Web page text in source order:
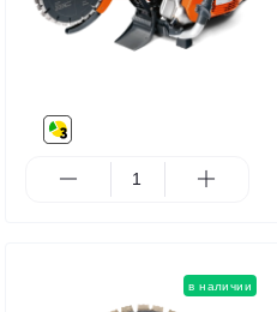
в наличии